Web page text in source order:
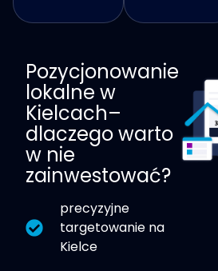
Pozycjonowanie
lokalne w
Kielcach–
dlaczego warto
w nie
zainwestować?
precyzyjne
targetowanie na
Kielce